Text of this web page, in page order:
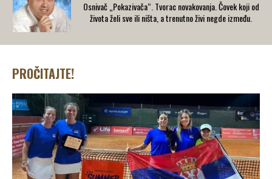
Osnivač „Pokazivača“. Tvorac novakovanja. Čovek koji od
života želi sve ili ništa, a trenutno živi negde između.
PROČITAJTE!